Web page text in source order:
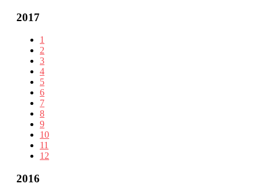
2017
1
2
3
4
5
6
7
8
9
10
11
12
2016